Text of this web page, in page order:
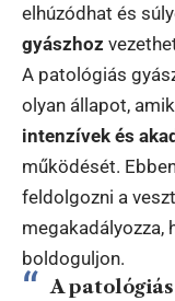
elhúzódhat és
gyászhoz
A patológiás
olyan állapot,
intenzívek és
működését.
feldolgozni a
megakadályozza,
boldoguljon.
A